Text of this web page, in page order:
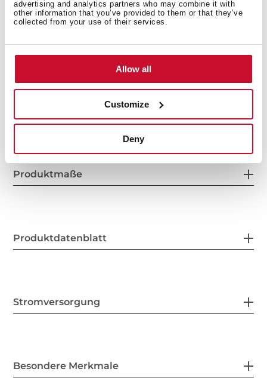
advertising and analytics partners who may combine it with
other information that you’ve provided to them or that they’ve
collected from your use of their services.
Allow all
Customize
Deny
Produktmaße
Produktdatenblatt
Stromversorgung
Besondere Merkmale